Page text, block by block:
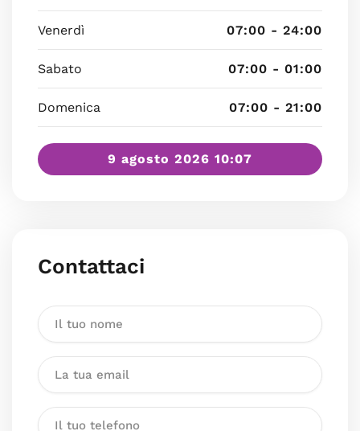
Venerdì 07:00 - 24:00
Sabato 07:00 - 01:00
Domenica 07:00 - 21:00
9 agosto 2026 10:07
Contattaci